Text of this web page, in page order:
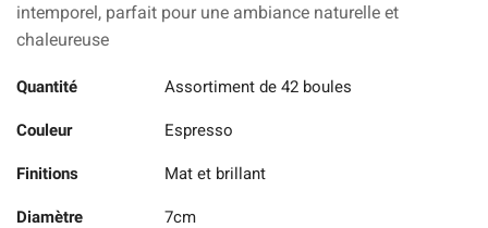
intemporel, parfait pour une ambiance naturelle et
chaleureuse
Quantité Assortiment de 42 boules
Couleur Espresso
Finitions Mat et brillant
Diamètre 7cm